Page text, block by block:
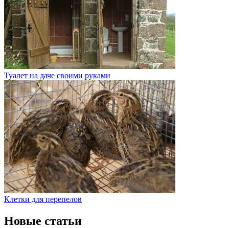
Туалет на даче своими руками
Клетки для перепелов
Новые статьи